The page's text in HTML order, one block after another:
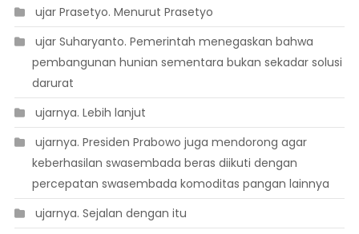
 ujar Prasetyo. Menurut Prasetyo
 ujar Suharyanto. Pemerintah menegaskan bahwa
pembangunan hunian sementara bukan sekadar solusi
darurat
 ujarnya. Lebih lanjut
 ujarnya. Presiden Prabowo juga mendorong agar
keberhasilan swasembada beras diikuti dengan
percepatan swasembada komoditas pangan lainnya
 ujarnya. Sejalan dengan itu